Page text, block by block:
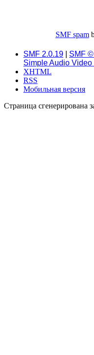
SMF spam
SMF 2.0.19 SMF
Simple Audio
XHTML
RSS
Мобильная версия
Страница сгенерирована